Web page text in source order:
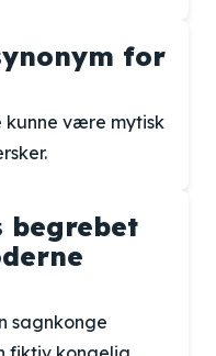
for
kunne være mytisk
begrebet
sagnkonge